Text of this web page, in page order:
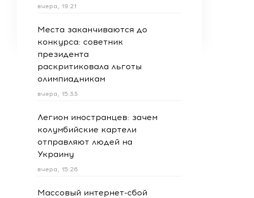
вчера, 19:21
Места заканчиваются до
конкурса: советник
президента
раскритиковала льготы
олимпиадникам
вчера, 15:33
Легион иностранцев: зачем
колумбийские картели
отправляют людей на
Украину
вчера, 15:26
Массовый интернет-сбой